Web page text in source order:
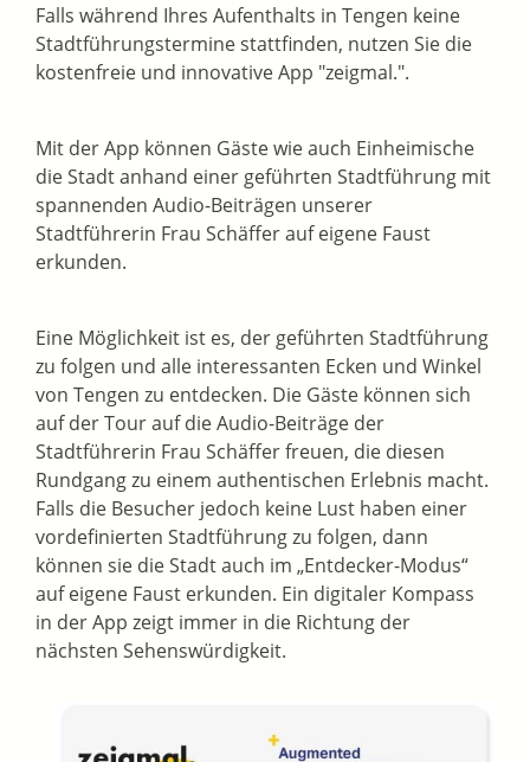
Falls während Ihres Aufenthalts in Tengen keine
Stadtführungstermine stattfinden, nutzen Sie die
kostenfreie und innovative App "zeigmal.".
Mit der App können Gäste wie auch Einheimische
die Stadt anhand einer geführten Stadtführung mit
spannenden Audio-Beiträgen unserer
Stadtführerin Frau Schäffer auf eigene Faust
erkunden.
Eine Möglichkeit ist es, der geführten Stadtführung
zu folgen und alle interessanten Ecken und Winkel
von Tengen zu entdecken. Die Gäste können sich
auf der Tour auf die Audio-Beiträge der
Stadtführerin Frau Schäffer freuen, die diesen
Rundgang zu einem authentischen Erlebnis macht.
Falls die Besucher jedoch keine Lust haben einer
vordefinierten Stadtführung zu folgen, dann
können sie die Stadt auch im „Entdecker-Modus“
auf eigene Faust erkunden. Ein digitaler Kompass
in der App zeigt immer in die Richtung der
nächsten Sehenswürdigkeit.